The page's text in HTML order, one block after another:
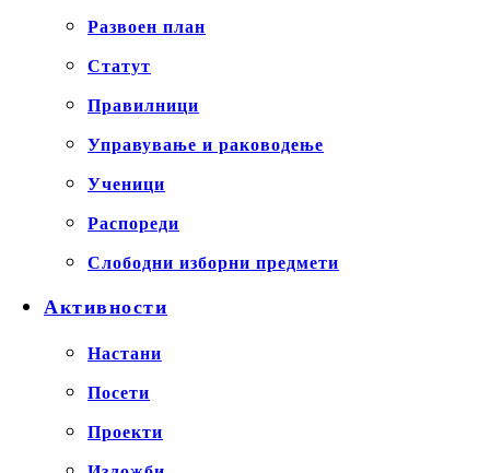
Развоен план
Статут
Правилници
Управување и раководење
Ученици
Распореди
Слободни изборни предмети
Активности
Настани
Посети
Проекти